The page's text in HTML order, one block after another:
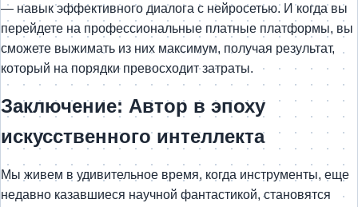
— навык эффективного диалога с нейросетью. И когда вы
перейдете на профессиональные платные платформы, вы
сможете выжимать из них максимум, получая результат,
который на порядки превосходит затраты.
Заключение: Автор в эпоху
искусственного интеллекта
Мы живем в удивительное время, когда инструменты, еще
недавно казавшиеся научной фантастикой, становятся